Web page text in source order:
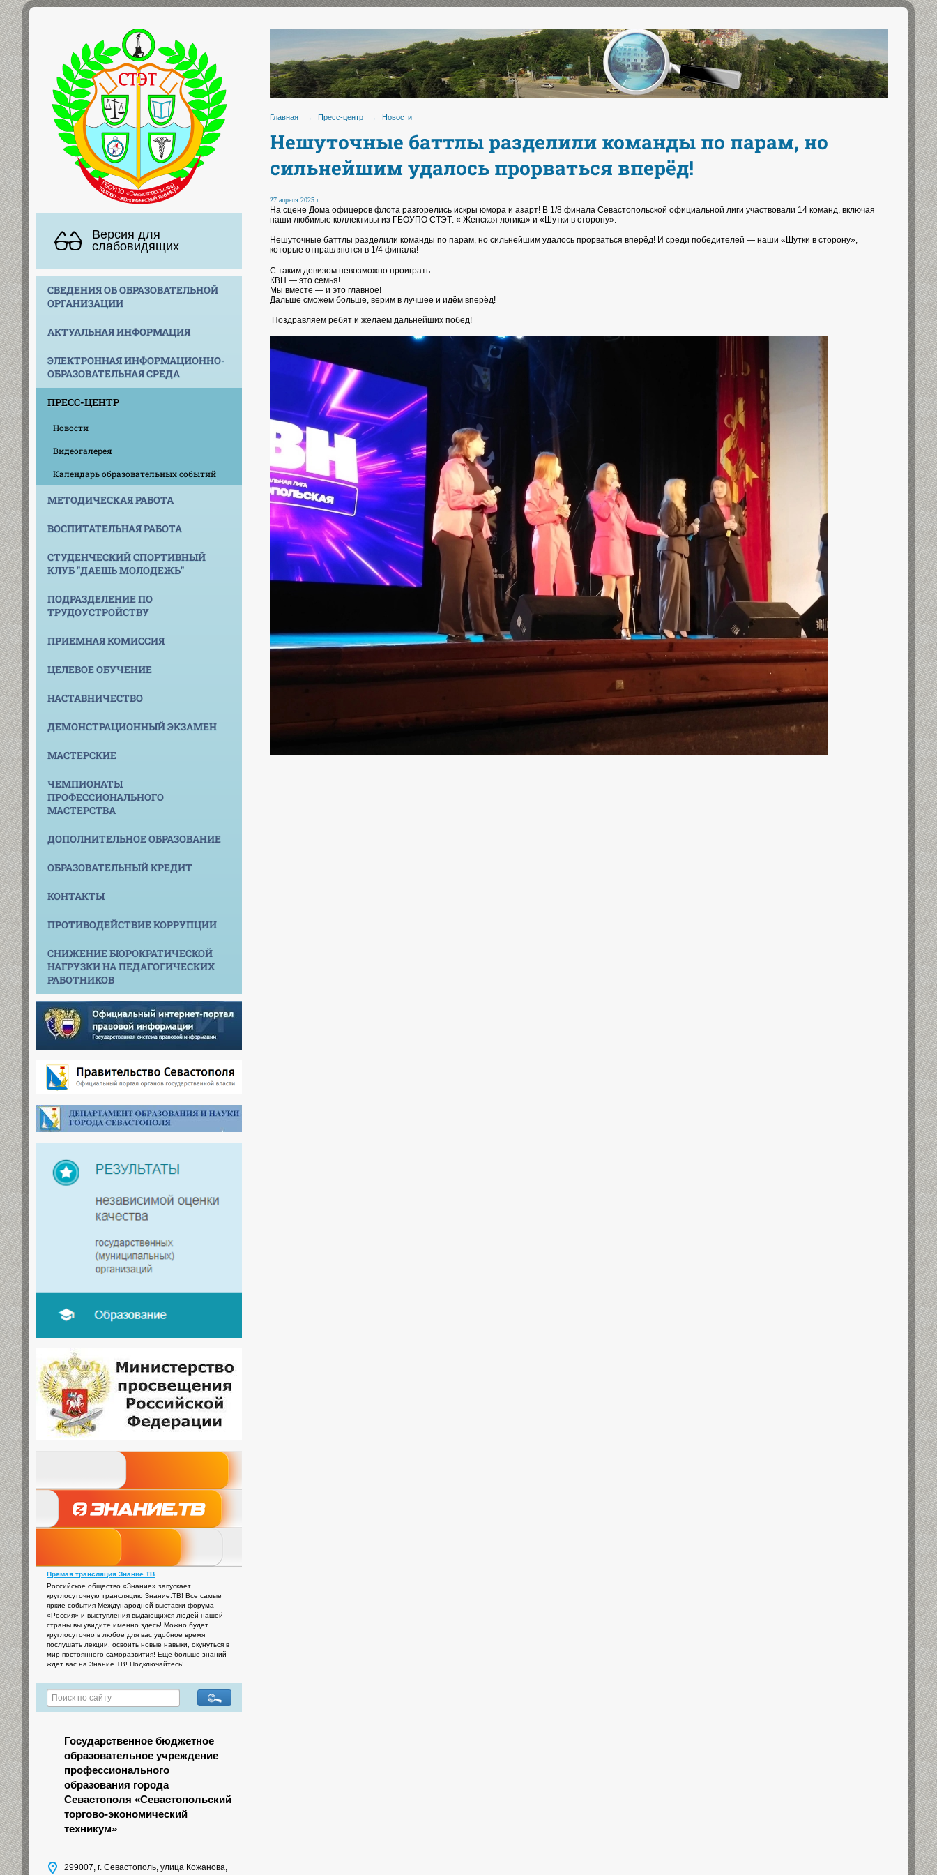
Версия для
слабовидящих
СВЕДЕНИЯ ОБ ОБРАЗОВАТЕЛЬНОЙ
ОРГАНИЗАЦИИ
АКТУАЛЬНАЯ ИНФОРМАЦИЯ
ЭЛЕКТРОННАЯ ИНФОРМАЦИОННО-
ОБРАЗОВАТЕЛЬНАЯ СРЕДА
ПРЕСС-ЦЕНТР
Новости
Видеогалерея
Календарь образовательных событий
МЕТОДИЧЕСКАЯ РАБОТА
ВОСПИТАТЕЛЬНАЯ РАБОТА
СТУДЕНЧЕСКИЙ СПОРТИВНЫЙ
КЛУБ "ДАЕШЬ МОЛОДЕЖЬ"
ПОДРАЗДЕЛЕНИЕ ПО
ТРУДОУСТРОЙСТВУ
ПРИЕМНАЯ КОМИССИЯ
ЦЕЛЕВОЕ ОБУЧЕНИЕ
НАСТАВНИЧЕСТВО
ДЕМОНСТРАЦИОННЫЙ ЭКЗАМЕН
МАСТЕРСКИЕ
ЧЕМПИОНАТЫ
ПРОФЕССИОНАЛЬНОГО
МАСТЕРСТВА
ДОПОЛНИТЕЛЬНОЕ ОБРАЗОВАНИЕ
ОБРАЗОВАТЕЛЬНЫЙ КРЕДИТ
КОНТАКТЫ
ПРОТИВОДЕЙСТВИЕ КОРРУПЦИИ
СНИЖЕНИЕ БЮРОКРАТИЧЕСКОЙ
НАГРУЗКИ НА ПЕДАГОГИЧЕСКИХ
РАБОТНИКОВ
Прямая трансляция Знание.ТВ
Российское общество «Знание» запускает
круглосуточную трансляцию Знание.ТВ! Все самые
яркие события Международной выставки-форума
«Россия» и выступления выдающихся людей нашей
страны вы увидите именно здесь! Можно будет
круглосуточно в любое для вас удобное время
послушать лекции, освоить новые навыки, окунуться в
мир постоянного саморазвития! Ещё больше знаний
ждёт вас на Знание.ТВ! Подключайтесь!
Государственное бюджетное
образовательное учреждение
профессионального
образования города
Севастополя «Севастопольский
торгово-экономический
техникум»
299007, г. Севастополь, улица Кожанова,
Главная → Пресс-центр → Новости
Нешуточные баттлы разделили команды по парам, но
сильнейшим удалось прорваться вперёд!
27 апреля 2025 г.
На сцене Дома офицеров флота разгорелись искры юмора и азарт! В 1/8 финала Севастопольской официальной лиги участвовали 14 команд, включая
наши любимые коллективы из ГБОУПО СТЭТ: « Женская логика» и «Шутки в сторону».
Нешуточные баттлы разделили команды по парам, но сильнейшим удалось прорваться вперёд! И среди победителей — наши «Шутки в сторону»,
которые отправляются в 1/4 финала!
С таким девизом невозможно проиграть:
КВН — это семья!
Мы вместе — и это главное!
Дальше сможем больше, верим в лучшее и идём вперёд!
Поздравляем ребят и желаем дальнейших побед!